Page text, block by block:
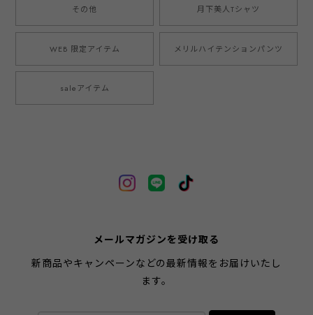
その他 月下美人Tシャツ
WEB 限定アイテム メリルハイテンションパンツ
saleアイテム
メールマガジンを受け取る
新商品やキャンペーンなどの最新情報をお届けいたし
ます。